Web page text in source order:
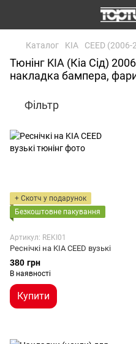
Каталог KIA CEED (2006-
Тюнінг KIA (Кіа Сід)
накладка бампера,
Фільтр
+ Скотч у подарунок
Безкоштовне пакування
Артикул: REKI01
Реснічкі на KIA CEED вузькі
380 грн
В наявності
Купити